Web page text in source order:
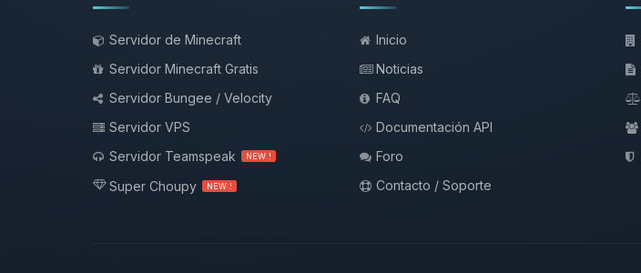
Servidor de Minecraft
Servidor Minecraft Gratis
Servidor Bungee / Velocity
Servidor VPS
Servidor Teamspeak
NEW !
Super Choupy NEW !
Inicio
Noticias
FAQ
Documentación API
Foro
Contacto / Soporte